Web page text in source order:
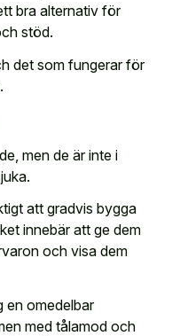
bra alternativ för
stöd.
det som fungerar för
men de är inte i
att gradvis bygga
innebär att ge dem
och visa dem
en omedelbar
med tålamod och